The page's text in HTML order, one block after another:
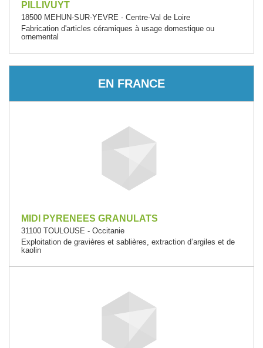
PILLIVUYT
18500 MEHUN-SUR-YEVRE - Centre-Val de Loire
Fabrication d'articles céramiques à usage domestique ou
ornemental
EN FRANCE
MIDI PYRENEES GRANULATS
31100 TOULOUSE - Occitanie
Exploitation de gravières et sablières, extraction d’argiles et de
kaolin